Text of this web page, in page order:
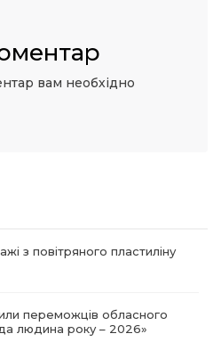
вам необхідно
з повітряного пластиліну
переможців обласного
людина року – 2026»